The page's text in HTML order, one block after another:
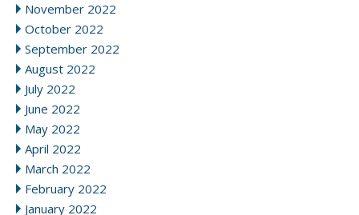
November 2022
October 2022
September 2022
August 2022
July 2022
June 2022
May 2022
April 2022
March 2022
February 2022
January 2022